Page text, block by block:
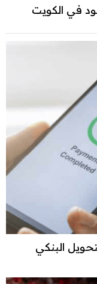
في الكويت
البنكي